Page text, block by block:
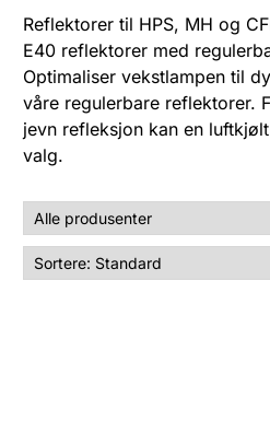
Reflektorer til HPS, MH og
E40 reflektorer med
Optimaliser vekstlampen til
våre regulerbare reflektorer.
jevn refleksjon kan en
valg.